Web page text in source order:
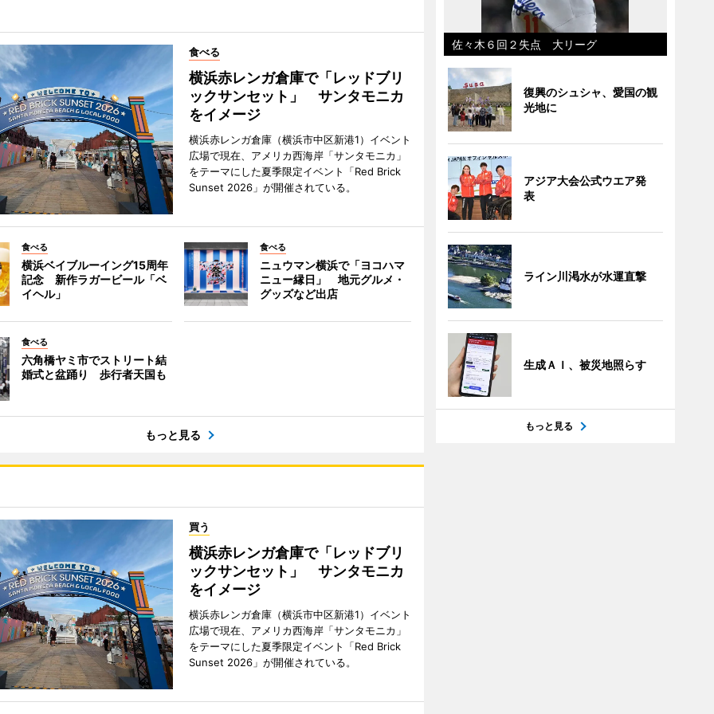
食べる
横浜赤レンガ倉庫で「レッドブリ
ックサンセット」 サンタモニカ
をイメージ
横浜赤レンガ倉庫（横浜市中区新港1）イベント
広場で現在、アメリカ西海岸「サンタモニカ」
をテーマにした夏季限定イベント「Red Brick
Sunset 2026」が開催されている。
食べる
横浜ベイブルーイング15周年
記念 新作ラガービール「ベ
イヘル」
食べる
ニュウマン横浜で「ヨコハマ
ニュー縁日」 地元グルメ・
グッズなど出店
食べる
六角橋ヤミ市でストリート結
婚式と盆踊り 歩行者天国も
もっと見る
買う
横浜赤レンガ倉庫で「レッドブリ
ックサンセット」 サンタモニカ
をイメージ
横浜赤レンガ倉庫（横浜市中区新港1）イベント
広場で現在、アメリカ西海岸「サンタモニカ」
をテーマにした夏季限定イベント「Red Brick
Sunset 2026」が開催されている。
佐々木６回２失点 大リーグ
復興のシュシャ、愛国の観
光地に
アジア大会公式ウエア発
表
ライン川渇水が水運直撃
生成ＡＩ、被災地照らす
もっと見る